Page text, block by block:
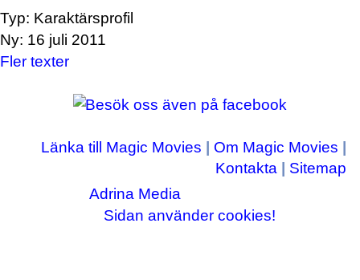
Typ: Karaktärsprofil
Ny: 16 juli 2011
Fler texter
Länka till Magic Movies Om Magic Movies
Kontakta
Sitemap
Copyright © 2003-2026Adrina Media
Sidan använder cookies!